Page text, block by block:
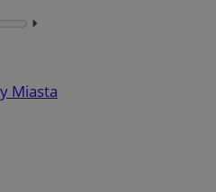
⏵︎
Miasta